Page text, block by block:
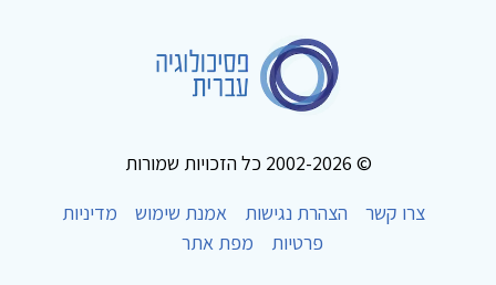
© 2002-2026 כל הזכויות שמורות
צרו קשר
הצהרת נגישות אמנת שימוש
מדיניות
פרטיות
מפת אתר